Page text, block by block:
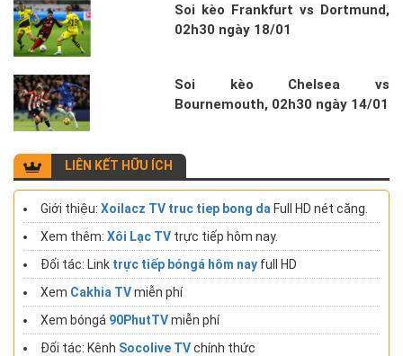
Soi kèo Frankfurt vs Dortmund,
02h30 ngày 18/01
Soi kèo Chelsea vs
Bournemouth, 02h30 ngày 14/01
LIÊN KẾT HỮU ÍCH
Giới thiệu: Xoilacz TV truc tiep bong da Full HD nét căng.
Xem thêm: Xôi Lạc TV trực tiếp hôm nay.
Đối tác: Link trực tiếp bóngá hôm nay full HD
Xem Cakhia TVmiễn phí
Xem bóngá 90PhutTVmiễn phí
Đối tác: Kênh Socolive TVchính thức